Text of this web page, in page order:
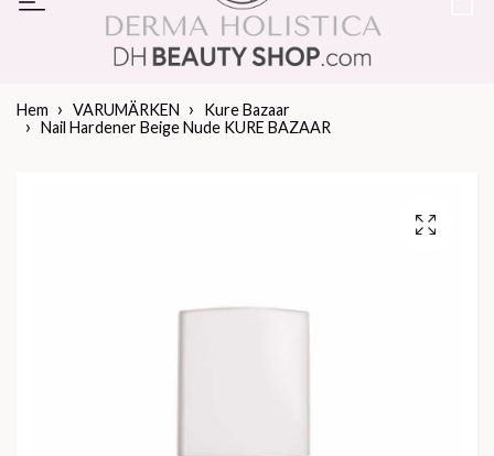
Hem VARUMÄRKEN
Kure Bazaar
Nail Hardener Beige Nude KURE BAZAAR